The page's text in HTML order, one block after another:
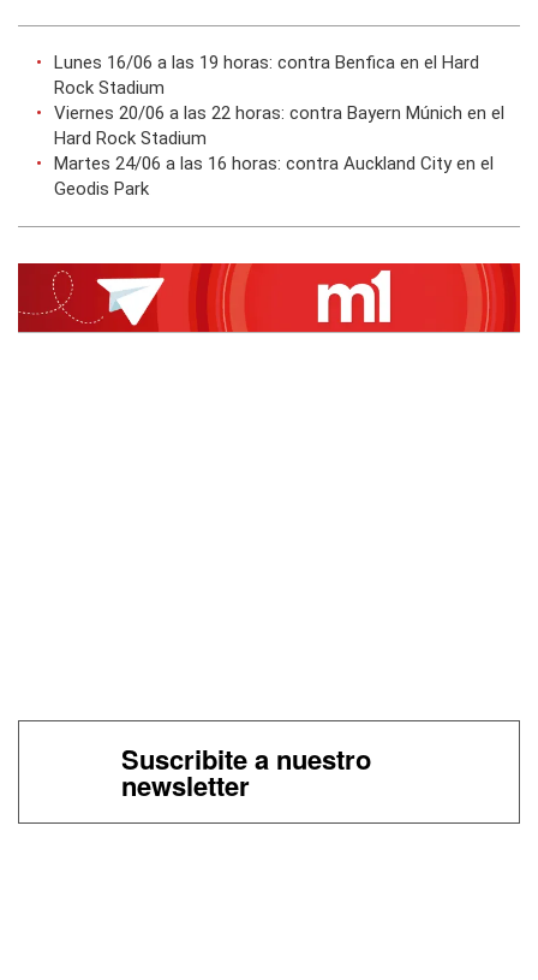
Lunes 16/06 a las 19 horas: contra Benfica en el Hard
Rock Stadium
Viernes 20/06 a las 22 horas: contra Bayern Múnich en el
Hard Rock Stadium
Martes 24/06 a las 16 horas: contra Auckland City en el
Geodis Park
Suscribite a nuestro
newsletter